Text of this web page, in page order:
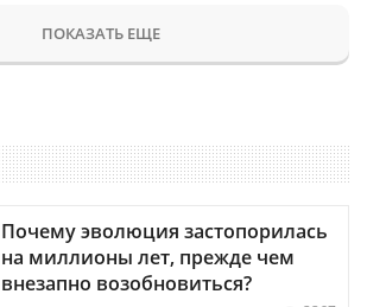
ПОКАЗАТЬ ЕЩЕ
Почему эволюция застопорилась
на миллионы лет, прежде чем
внезапно возобновиться?